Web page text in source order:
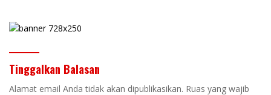
Tinggalkan Balasan
Alamat email Anda tidak akan dipublikasikan. Ruas yang wajib